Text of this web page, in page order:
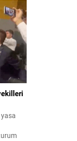
ilk